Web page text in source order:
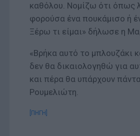
καθόλου. Νομίζω ότι όπως
φορούσα ένα πουκάμισο ή
Ξέρω τι είμαι» δήλωσε η
«Βρήκα αυτό το μπλουζάκι
δεν θα δικαιολογηθώ για
και πέρα θα υπάρχουν
Ρουμελιώτη.
[ΠΗΓΗ]